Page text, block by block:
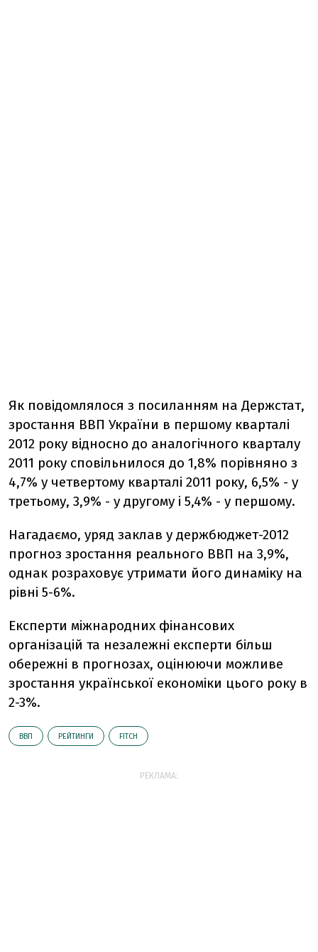
Як повідомлялося з посиланням на Держстат,
зростання ВВП України в першому кварталі
2012 року відносно до аналогічного кварталу
2011 року сповільнилося до 1,8% порівняно з
4,7% у четвертому кварталі 2011 року, 6,5% - у
третьому, 3,9% - у другому і 5,4% - у першому.
Нагадаємо, уряд заклав у держбюджет-2012
прогноз зростання реального ВВП на 3,9%,
однак розраховує утримати його динаміку на
рівні 5-6%.
Експерти міжнародних фінансових
організацій та незалежні експерти більш
обережні в прогнозах, оцінюючи можливе
зростання української економіки цього року в
2-3%.
ВВП РЕЙТИНГИ FITCH
РЕКЛАМА: